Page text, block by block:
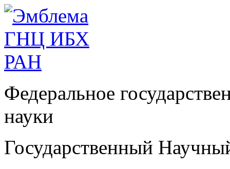
Федеральное
науки
Государственный